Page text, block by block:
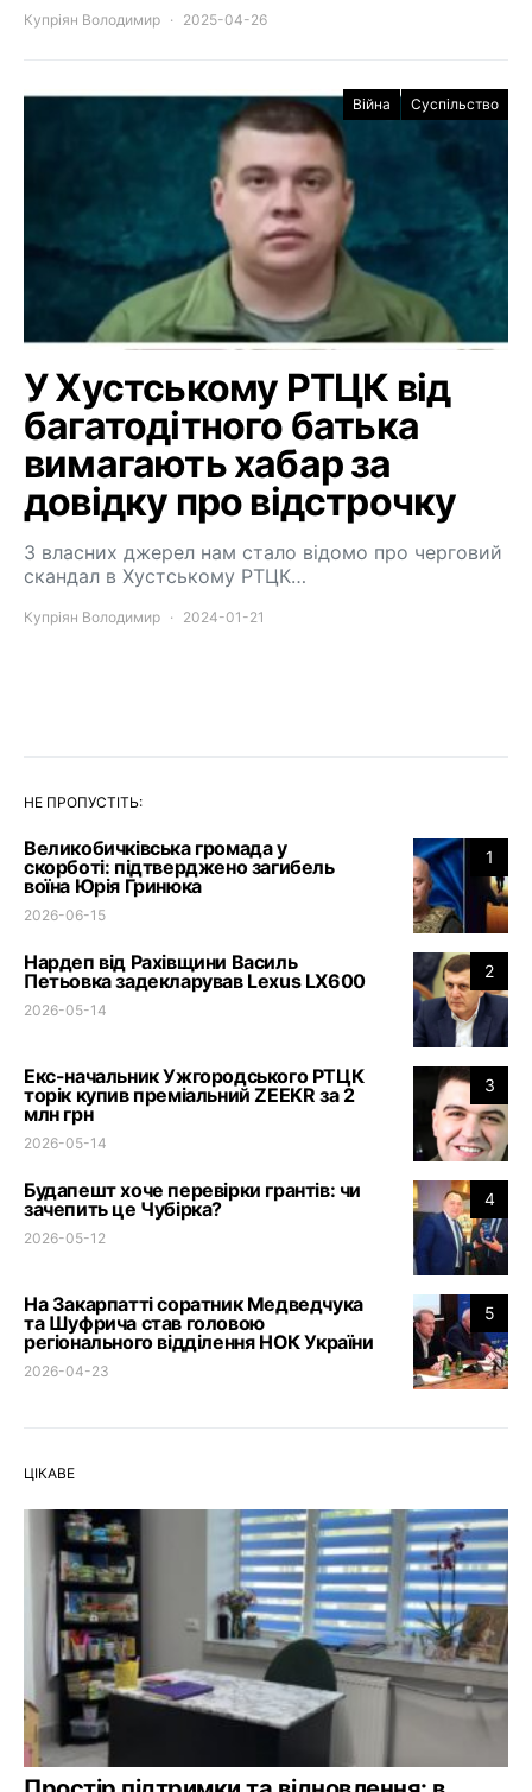
Купріян Володимир 2025-04-26
Війна Суспільство
У Хустському РТЦК від
багатодітного батька
вимагають хабар за
довідку про відстрочку
З власних джерел нам стало відомо про черговий
скандал в Хустському РТЦК…
Купріян Володимир 2024-01-21
НЕ ПРОПУСТІТЬ:
1
Великобичківська громада у
скорботі: підтверджено загибель
воїна Юрія Гринюка
2026-06-15
2
Нардеп від Рахівщини Василь
Петьовка задекларував Lexus LX600
2026-05-14
3
Екс-начальник Ужгородського РТЦК
торік купив преміальний ZEEKR за 2
млн грн
2026-05-14
4
Будапешт хоче перевірки грантів: чи
зачепить це Чубірка?
2026-05-12
5
На Закарпатті соратник Медведчука
та Шуфрича став головою
регіонального відділення НОК України
2026-04-23
ЦІКАВЕ